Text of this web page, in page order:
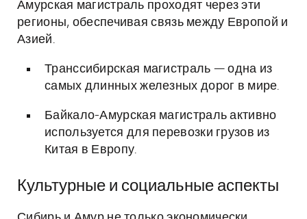
Амурская магистраль проходят через эти
регионы, обеспечивая связь между Европой и
Азией.
Транссибирская магистраль — одна из
самых длинных железных дорог в мире.
Байкало-Амурская магистраль активно
используется для перевозки грузов из
Китая в Европу.
Культурные и социальные аспекты